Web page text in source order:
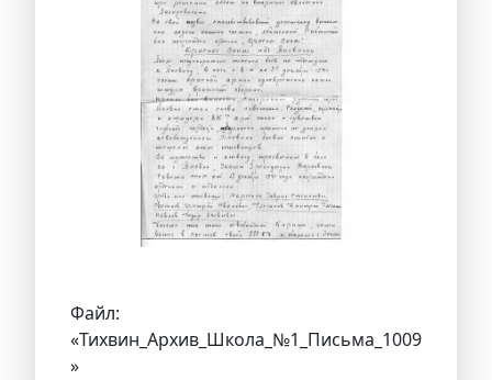
Файл:
«Тихвин_Архив_Школа_№1_Письма_1009
»